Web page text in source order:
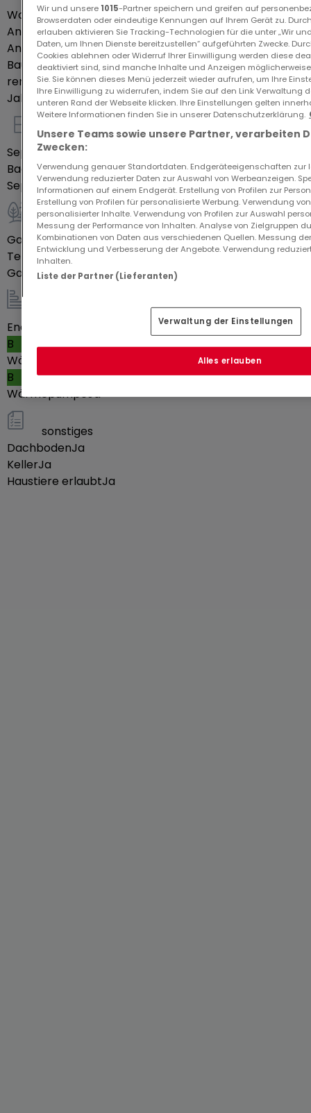
Ruhige Nebenstraße – ungestörtes Wohnen
WIllkommen in Rippig!
Dieses Haus verbindet modernes Wohnen mit der
Ruhe und Schönheit der Natur. Gelegen im
idyllischen Ort Rippig, genießen Sie hier eine
bestens angebunden. Junglinster erreichen Sie in
nur 7 Minuten, Kirchberg in 20 Minuten – ideal für
Pendler und alle, die die Vorzüge der Stadt nicht
missen möchten.
Der ca. 70 m² große Garten bietet eine herrliche
gemütliches Grillen mit Freunden und Familie oder
entspannte Stunden in der Sonne – hier finden Sie
Ihren persönlichen Rückzugsort. Dank der großen
Fensterfronten sind die Räume lichtdurchflutet und
moderne Wärmepumpe sorgt für ein behagliches
Straße garantiert ungestörtes Wohnen und viel
Privatsphäre.
Wohnfläche135m²
Anzahl der Zimmer5
Anzahl Schlafzimmer4
Baujahr laut Energieausweis2013
renoviertJa
Jahr der Renovierung2023
Innenausstattung
Separate Küche
Badezimmer1
Separate Toiletten1
Außenbereich
Garage2
TerrasseJa
GartenJa
Energieeffizienzklasse
B
Wärmedämmwert
B
WärmepumpeJa
sonstiges
DachbodenJa
KellerJa
Haustiere erlaubtJa
Wir und unsere 1015-Partner speichern und greifen auf
Browserdaten oder eindeutige Kennungen auf Ihrem Gerät zu.
erlauben aktivieren Sie Tracking-Technologien für die unter „Wir
Daten, um Ihnen Dienste bereitzustellen“ aufgeführten Zwecke.
Cookies ablehnen oder Widerruf Ihrer Einwilligung werden diese
deaktiviert sind, sind manche Inhalte und Anzeigen
Sie. Sie können dieses Menü jederzeit wieder aufrufen, um Ihre
Ihre Einwilligung zu widerrufen, indem Sie auf den Link Verwaltung
unteren Rand der Webseite klicken. Ihre Einstellungen gelten
Weitere Informationen finden Sie in unserer Datenschutzerklärung.
Unsere Teams sowie unsere Partner, verarbeiten
Zwecken:
Verwendung genauer Standortdaten. Endgeräteeigenschaften zur
Verwendung reduzierter Daten zur Auswahl von Werbeanzeigen.
Informationen auf einem Endgerät. Erstellung von Profilen zur
Erstellung von Profilen für personalisierte Werbung. Verwendung
personalisierter Inhalte. Verwendung von Profilen zur Auswahl
Messung der Performance von Inhalten. Analyse von Zielgruppen
Kombinationen von Daten aus verschiedenen Quellen. Messung
Entwicklung und Verbesserung der Angebote. Verwendung
Inhalten.
Liste der Partner (Lieferanten)
Verwaltung der Einstellungen
Alles erlauben